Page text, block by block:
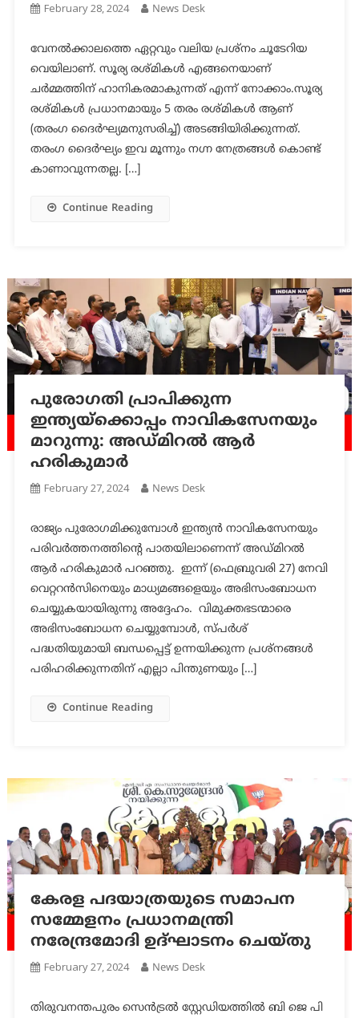
February 28, 2024 News Desk
വേനല്‍ക്കാലത്തെ ഏറ്റവും വലിയ പ്രശ്നം ചൂടേറിയ
വെയിലാണ്. സൂര്യ രശ്മികള്‍ എങ്ങനെയാണ്
ചര്‍മ്മത്തിന് ഹാനികരമാകുന്നത് എന്ന് നോക്കാം.സൂര്യ
രശ്മികള്‍ പ്രധാനമായും 5 തരം രശ്മികള്‍ ആണ്
(തരംഗ ദൈര്‍ഘ്യമനുസരിച്ച്) അടങ്ങിയിരിക്കുന്നത്.
തരംഗ ദൈര്‍ഘ്യം ഇവ മൂന്നും നഗ്ന നേത്രങ്ങള്‍ കൊണ്ട്
കാണാവുന്നതല്ല. […]
Continue Reading
പുരോഗതി പ്രാപിക്കുന്ന
ഇന്ത്യയ്‌ക്കൊപ്പം നാവികസേനയും
മാറുന്നു: അഡ്മിറൽ ആർ
ഹരികുമാർ
February 27, 2024 News Desk
രാജ്യം പുരോഗമിക്കുമ്പോൾ ഇന്ത്യൻ നാവികസേനയും
പരിവർത്തനത്തിൻ്റെ പാതയിലാണെന്ന് അഡ്മിറൽ
ആർ ഹരികുമാർ പറഞ്ഞു. ഇന്ന് (ഫെബ്രുവരി 27) നേവി
വെറ്ററൻസിനെയും മാധ്യമങ്ങളെയും അഭിസംബോധന
ചെയ്യുകയായിരുന്നു അദ്ദേഹം. വിമുക്തഭടന്മാരെ
അഭിസംബോധന ചെയ്യുമ്പോൾ, സ്പർശ്
പദ്ധതിയുമായി ബന്ധപ്പെട്ട് ഉന്നയിക്കുന്ന പ്രശ്നങ്ങൾ
പരിഹരിക്കുന്നതിന് എല്ലാ പിന്തുണയും […]
Continue Reading
കേരള പദയാത്രയുടെ സമാപന
സമ്മേളനം പ്രധാനമന്ത്രി
നരേന്ദ്രമോദി ഉദ്ഘാടനം ചെയ്തു
February 27, 2024 News Desk
തിരുവനന്തപുരം സെൻട്രൽ സ്റ്റേഡിയത്തിൽ ബി ജെ പി